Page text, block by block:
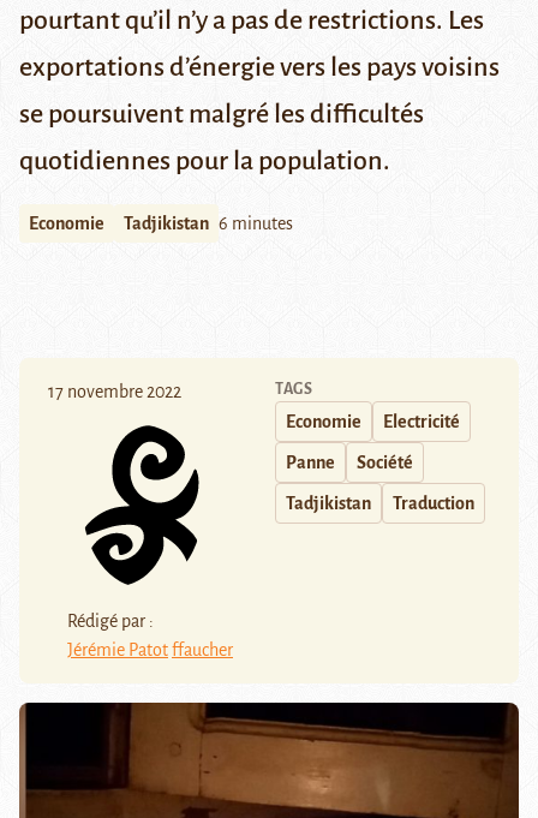
pourtant qu’il n’y a pas de restrictions. Les
exportations d’énergie vers les pays voisins
se poursuivent malgré les difficultés
quotidiennes pour la population.
Economie Tadjikistan 6 minutes
17 novembre 2022
Rédigé par :
Jérémie Patotffaucher
TAGS
Economie Electricité
Panne Société
Tadjikistan Traduction